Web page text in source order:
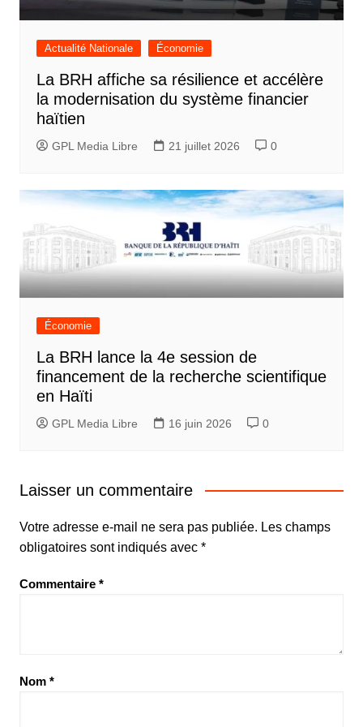
Actualité Nationale Économie
La BRH affiche sa résilience et accélère
la modernisation du système financier
haïtien
GPL Media Libre 21 juillet 2026 0
Économie
La BRH lance la 4e session de
financement de la recherche scientifique
en Haïti
GPL Media Libre 16 juin 2026 0
Laisser un commentaire
Votre adresse e-mail ne sera pas publiée. Les champs
obligatoires sont indiqués avec *
Commentaire *
Nom *